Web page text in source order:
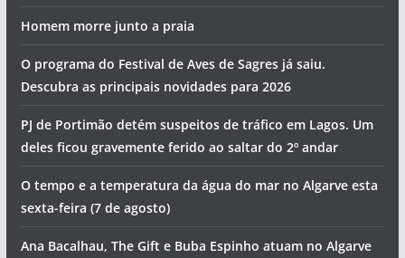
Homem morre junto a praia
O programa do Festival de Aves de Sagres já saiu.
Descubra as principais novidades para 2026
PJ de Portimão detém suspeitos de tráfico em Lagos. Um
deles ficou gravemente ferido ao saltar do 2º andar
O tempo e a temperatura da água do mar no Algarve esta
sexta-feira (7 de agosto)
Ana Bacalhau, The Gift e Buba Espinho atuam no Algarve